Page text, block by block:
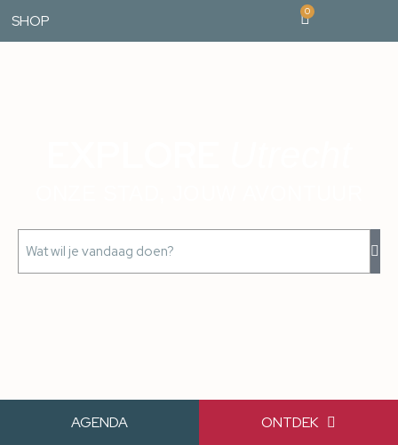
SHOP
0
AGENDA ONTDEK